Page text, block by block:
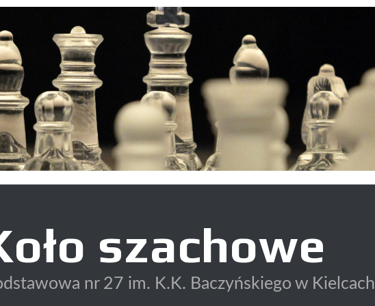
szachowe
nr 27 im. K.K. Baczyńskiego w Kielcach